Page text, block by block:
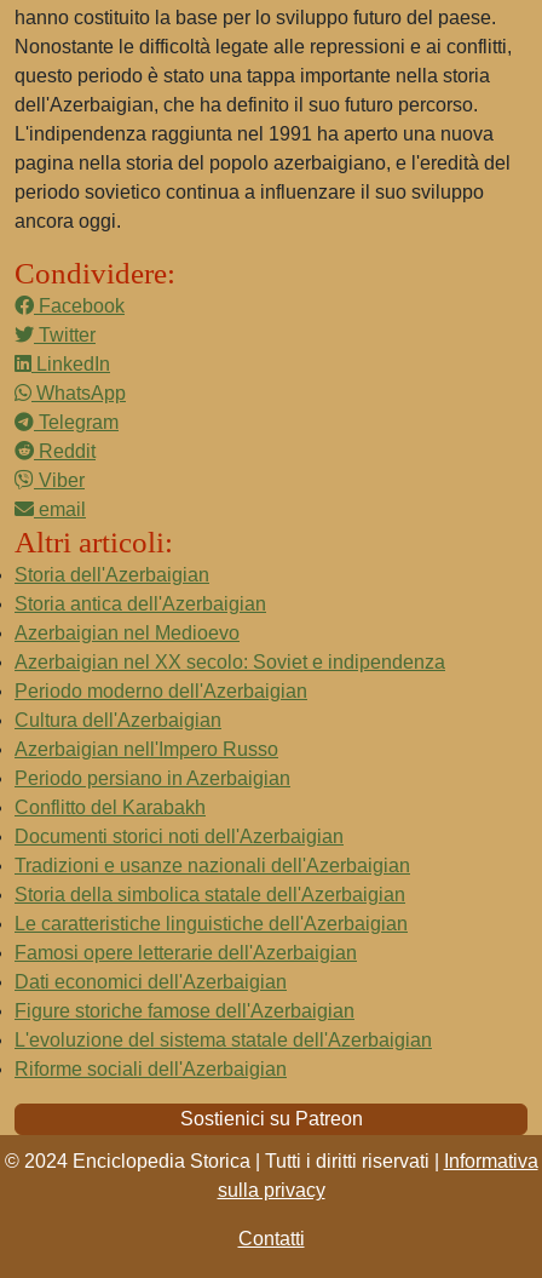
hanno costituito la base per lo sviluppo futuro del paese.
Nonostante le difficoltà legate alle repressioni e ai conflitti,
questo periodo è stato una tappa importante nella storia
dell'Azerbaigian, che ha definito il suo futuro percorso.
L'indipendenza raggiunta nel 1991 ha aperto una nuova
pagina nella storia del popolo azerbaigiano, e l'eredità del
periodo sovietico continua a influenzare il suo sviluppo
ancora oggi.
Condividere:
Facebook
Twitter
LinkedIn
WhatsApp
Telegram
Reddit
Viber
email
Altri articoli:
Storia dell'Azerbaigian
Storia antica dell'Azerbaigian
Azerbaigian nel Medioevo
Azerbaigian nel XX secolo: Soviet e indipendenza
Periodo moderno dell'Azerbaigian
Cultura dell'Azerbaigian
Azerbaigian nell'Impero Russo
Periodo persiano in Azerbaigian
Conflitto del Karabakh
Documenti storici noti dell'Azerbaigian
Tradizioni e usanze nazionali dell'Azerbaigian
Storia della simbolica statale dell'Azerbaigian
Le caratteristiche linguistiche dell'Azerbaigian
Famosi opere letterarie dell'Azerbaigian
Dati economici dell'Azerbaigian
Figure storiche famose dell'Azerbaigian
L'evoluzione del sistema statale dell'Azerbaigian
Riforme sociali dell'Azerbaigian
Sostienici su Patreon
© 2024 Enciclopedia Storica | Tutti i diritti riservati |
Informativa
sulla privacy
Contatti